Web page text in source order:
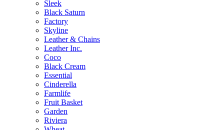
Sleek
Black Saturn
Factory
Skyline
Leather & Chains
Leather Inc.
Coco
Black Cream
Essential
Cinderella
Farmlife
Fruit Basket
Garden
Riviera